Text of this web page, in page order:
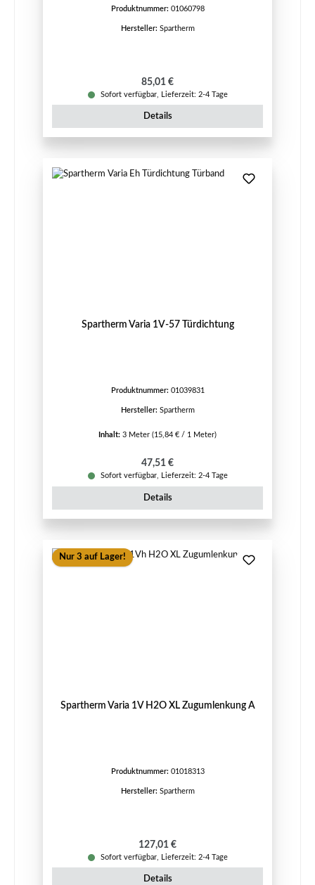
Produktnummer: 01060798
Hersteller: Spartherm
Regulärer Preis:
85,01 €
Sofort verfügbar, Lieferzeit: 2-4 Tage
Details
Spartherm Varia 1V-57 Türdichtung
Produktnummer: 01039831
Hersteller: Spartherm
Inhalt: 3 Meter (15,84 € / 1 Meter)
Regulärer Preis:
47,51 €
Sofort verfügbar, Lieferzeit: 2-4 Tage
Details
Nur 3 auf Lager!
Spartherm Varia 1V H2O XL Zugumlenkung A
Produktnummer: 01018313
Hersteller: Spartherm
Regulärer Preis:
127,01 €
Sofort verfügbar, Lieferzeit: 2-4 Tage
Details